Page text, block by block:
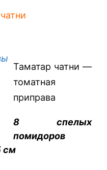
Таматар чатни —
томатная
приправа
8 спелых
помидоров
см